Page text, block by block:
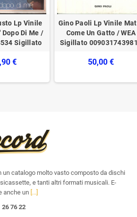
‎Lp Vinile
Dopo Di Me /
Sigillato
€
Gino Paoli ‎Lp Vinile
Come Un Gatto / WEA
Sigillato
50,00 €
un catalogo molto vasto composto da dischi
e tanti altri formati musicali. E-
anche un [...]
26 76 22